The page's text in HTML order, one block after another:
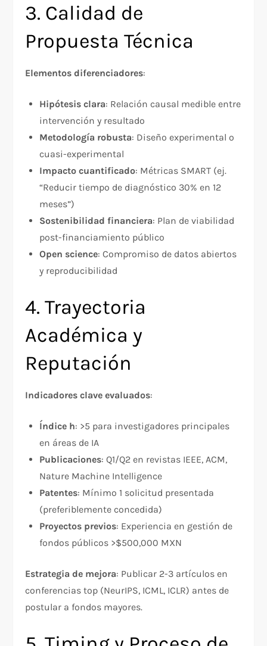
3. Calidad de
Propuesta Técnica
Elementos diferenciadores:​
Hipótesis clara: Relación causal medible entre
intervención y resultado
Metodología robusta: Diseño experimental o
cuasi-experimental
Impacto cuantificado: Métricas SMART (ej.
“Reducir tiempo de diagnóstico 30% en 12
meses”)
Sostenibilidad financiera: Plan de viabilidad
post-financiamiento público
Open science: Compromiso de datos abiertos
y reproducibilidad​
4. Trayectoria
Académica y
Reputación
Indicadores clave evaluados:​
Índice h: >5 para investigadores principales
en áreas de IA
Publicaciones: Q1/Q2 en revistas IEEE, ACM,
Nature Machine Intelligence
Patentes: Mínimo 1 solicitud presentada
(preferiblemente concedida)
Proyectos previos: Experiencia en gestión de
fondos públicos >$500,000 MXN
Estrategia de mejora: Publicar 2-3 artículos en
conferencias top (NeurIPS, ICML, ICLR) antes de
postular a fondos mayores.